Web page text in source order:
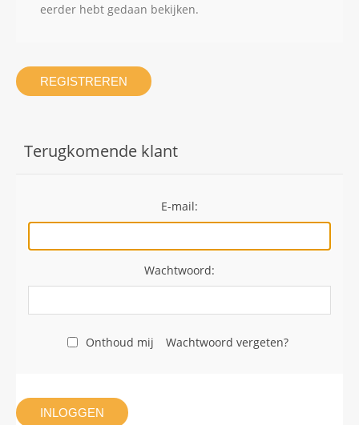
eerder hebt gedaan bekijken.
REGISTREREN
Terugkomende klant
E-mail:
Wachtwoord:
Onthoud mij Wachtwoord vergeten?
INLOGGEN